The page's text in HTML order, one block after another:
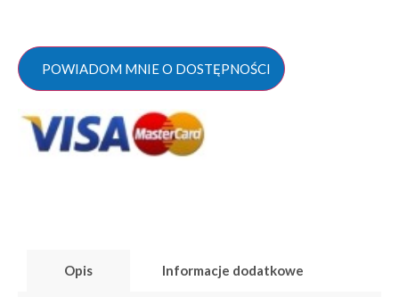
POWIADOM MNIE O DOSTĘPNOŚCI
Opis Informacje dodatkowe